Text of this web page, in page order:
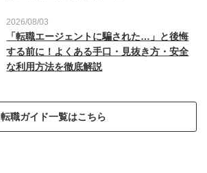
2026/08/03
「転職エージェントに騙された…」と後悔
する前に！よくある手口・見抜き方・安全
な利用方法を徹底解説
転職ガイド一覧はこちら